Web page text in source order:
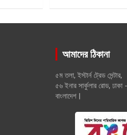
আমাদের ঠিকানা
৫ম তলা, ইস্টার্ন ট্রেড সেন্টার,
৫৬ ইনার সার্কুলার রোড,
বাংলাদেশ |